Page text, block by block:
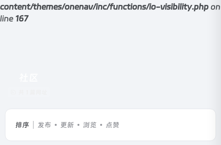
content/themes/onenav/inc/functions/io-visibility.php on
line 167
排序 发布 更新 浏览 点赞